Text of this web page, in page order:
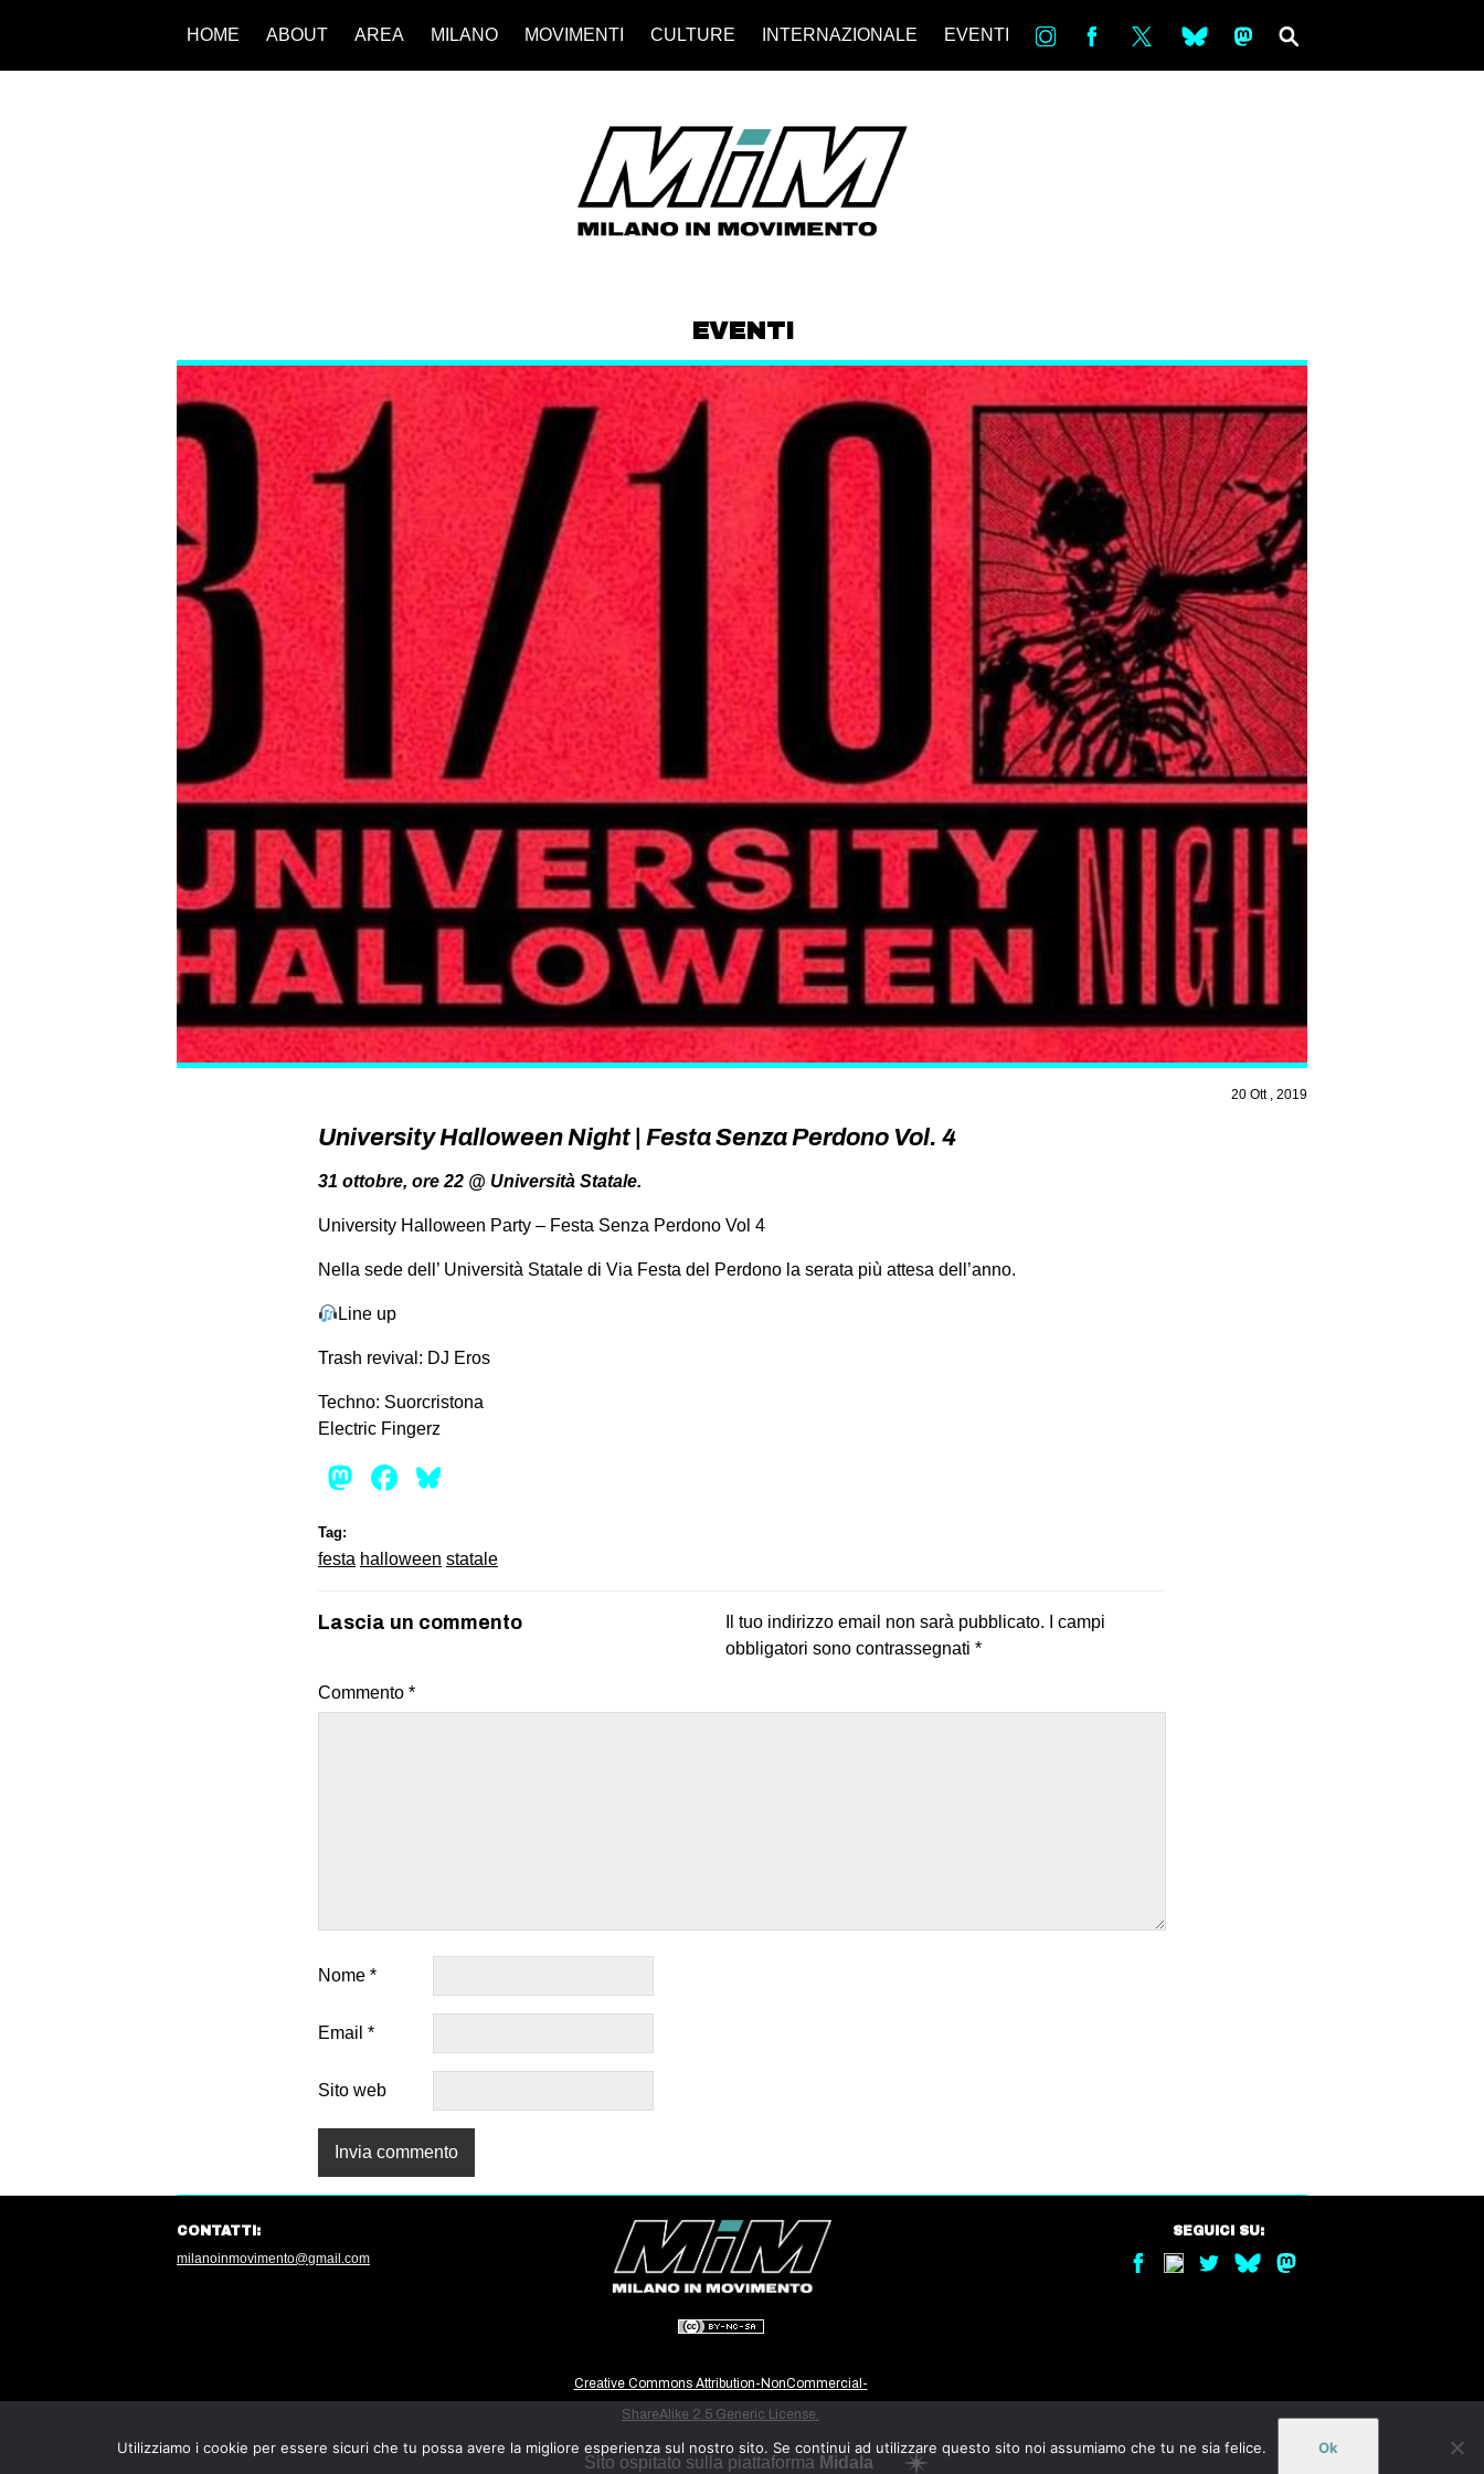
HOME ABOUT AREA MILANO MOVIMENTI CULTURE INTERNAZIONALE EVENTI in bsky ms
EVENTI
20 Ott , 2019
University Halloween Night | Festa Senza Perdono Vol. 4
31 ottobre, ore 22 @ Università Statale.
University Halloween Party – Festa Senza Perdono Vol 4
Nella sede dell’ Università Statale di Via Festa del Perdono la serata più attesa dell’anno.
Line up
Trash revival: DJ Eros
Techno: Suorcristona
Electric Fingerz
Mastodon
Facebook
Tag:
festa halloween statale
Lascia un commento Il tuo indirizzo email non sarà pubblicato.
I campi
obbligatori sono contrassegnati *
Commento *
Nome *
Email *
Sito web
Creative Commons Attribution-NonCommercial-
ShareAlike 2.5 Generic License.
CONTATTI:
milanoinmovimento@gmail.com
SEGUICI SU:
Sito ospitato sulla piattaforma Midala
Utilizziamo i cookie per essere sicuri che tu possa avere la migliore esperienza sul nostro sito. Se continui ad utilizzare questo sito noi assumiamo che tu ne sia felice. Ok